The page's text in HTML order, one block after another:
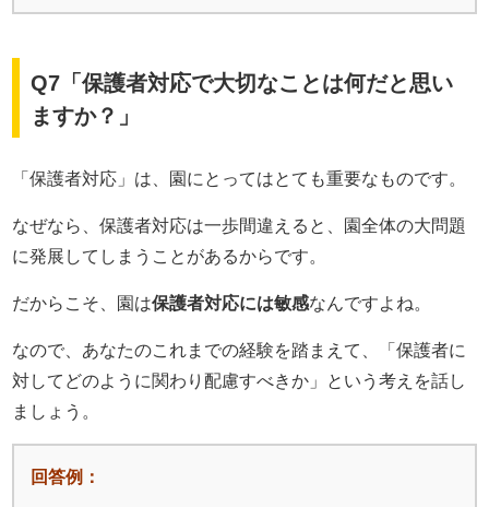
Q7「保護者対応で大切なことは何だと思い
ますか？」
「保護者対応」は、園にとってはとても重要なものです。
なぜなら、保護者対応は一歩間違えると、園全体の大問題
に発展してしまうことがあるからです。
だからこそ、園は保護者対応には敏感なんですよね。
なので、あなたのこれまでの経験を踏まえて、「保護者に
対してどのように関わり配慮すべきか」という考えを話し
ましょう。
回答例：